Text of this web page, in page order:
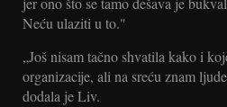
Neću ulaziti u to."
„Još nisam tačno shvatila kako i
organizacije, ali na sreću znam
dodala je Liv.